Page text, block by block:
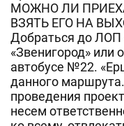
МОЖНО ЛИ
ВЗЯТЬ ЕГО НА
Добраться до ЛОП
«Звенигород» или
автобусе №22.
данного
проведения
несем